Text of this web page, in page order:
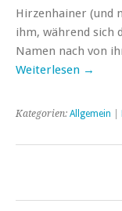
Hirzenhainer (und
ihm, während sich
Namen nach von
Weiterlesen →
Kategorien: Allgemein